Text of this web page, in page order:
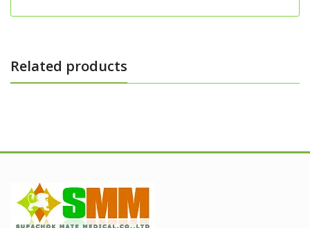
Related products